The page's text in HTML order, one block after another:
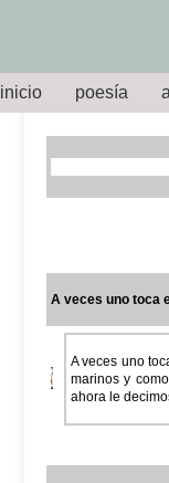
inicio poesía
A veces uno toca
A veces uno
marinos y
ahora le